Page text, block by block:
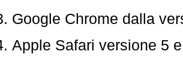
Google Chrome dalla
Apple Safari versione 5